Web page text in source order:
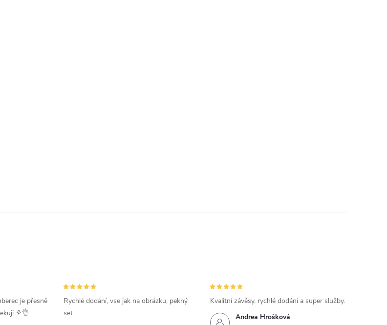
je přesně
⚘️👌
Rychlé dodání, vse jak na obrázku, pekný
set.
Andrea Hrošková
Kvalitní závěsy, rychlé dodání a super služby.